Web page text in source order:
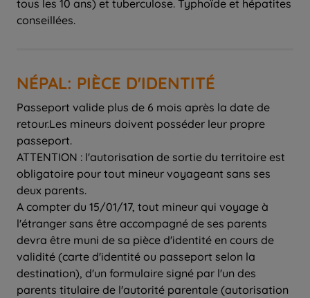
tous les 10 ans) et tuberculose. Typhoïde et hépatites
conseillées.
NÉPAL: PIÈCE D'IDENTITÉ
Passeport valide plus de 6 mois après la date de
retour.Les mineurs doivent posséder leur propre
passeport.
ATTENTION : l'autorisation de sortie du territoire est
obligatoire pour tout mineur voyageant sans ses
deux parents.
A compter du 15/01/17, tout mineur qui voyage à
l'étranger sans être accompagné de ses parents
devra être muni de sa pièce d'identité en cours de
validité (carte d'identité ou passeport selon la
destination), d'un formulaire signé par l'un des
parents titulaire de l'autorité parentale (autorisation